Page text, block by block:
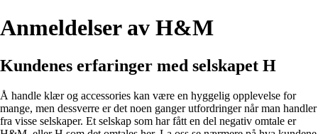
Anmeldelser av H&M
Kundenes erfaringer med selskapet H
Å handle klær og accessories kan være en hyggelig opplevelse for
mange, men dessverre er det noen ganger utfordringer når man handler
fra visse selskaper. Et selskap som har fått en del negativ omtale er